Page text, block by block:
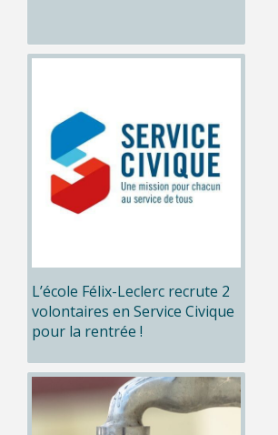
L’école Félix-Leclerc recrute 2
volontaires en Service Civique
pour la rentrée !